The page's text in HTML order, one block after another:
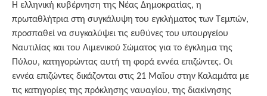
Η ελληνική κυβέρνηση της Νέας Δημοκρατίας, η
πρωταθλήτρια στη συγκάλυψη του εγκλήματος των Τεμπών,
προσπαθεί να συγκαλύψει τις ευθύνες του υπουργείου
Ναυτιλίας και του Λιμενικού Σώματος για το έγκλημα της
Πύλου, κατηγορώντας αυτή τη φορά εννέα επιζώντες. Οι
εννέα επιζώντες δικάζονται στις 21 Μαΐου στην Καλαμάτα με
τις κατηγορίες της πρόκλησης ναυαγίου, της διακίνησης